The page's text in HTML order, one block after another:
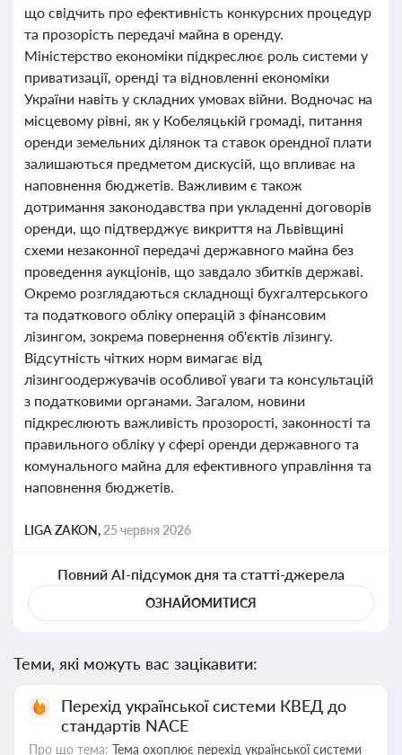
що свідчить про ефективність конкурсних процедур
та прозорість передачі майна в оренду.
Міністерство економіки підкреслює роль системи у
приватизації, оренді та відновленні економіки
України навіть у складних умовах війни. Водночас на
місцевому рівні, як у Кобеляцькій громаді, питання
оренди земельних ділянок та ставок орендної плати
залишаються предметом дискусій, що впливає на
наповнення бюджетів. Важливим є також
дотримання законодавства при укладенні договорів
оренди, що підтверджує викриття на Львівщині
схеми незаконної передачі державного майна без
проведення аукціонів, що завдало збитків державі.
Окремо розглядаються складнощі бухгалтерського
та податкового обліку операцій з фінансовим
лізингом, зокрема повернення об'єктів лізингу.
Відсутність чітких норм вимагає від
лізингоодержувачів особливої уваги та консультацій
з податковими органами. Загалом, новини
підкреслюють важливість прозорості, законності та
правильного обліку у сфері оренди державного та
комунального майна для ефективного управління та
наповнення бюджетів.
LIGA ZAKON, 25 червня 2026
Повний AI-підсумок дня та статті-джерела
ОЗНАЙОМИТИСЯ
Теми, які можуть вас зацікавити:
Перехід української системи КВЕД до
стандартів NACE
Про що тема: Тема охоплює перехід української системи